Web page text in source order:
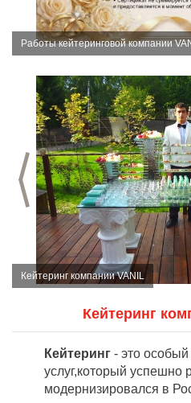
Работы кейтеринговой компании
Предыдущий слайд
Кейтеринг компании VANIL
Кейтеринг
Кейтеринг - это
услуг,который успешно
модернизировался в